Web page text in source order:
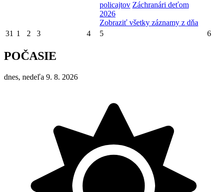
policajtov Záchranári deťom
2026
Zobraziť všetky záznamy z dňa
31 1 2 3 4 5 6
POČASIE
dnes, nedeľa 9. 8. 2026